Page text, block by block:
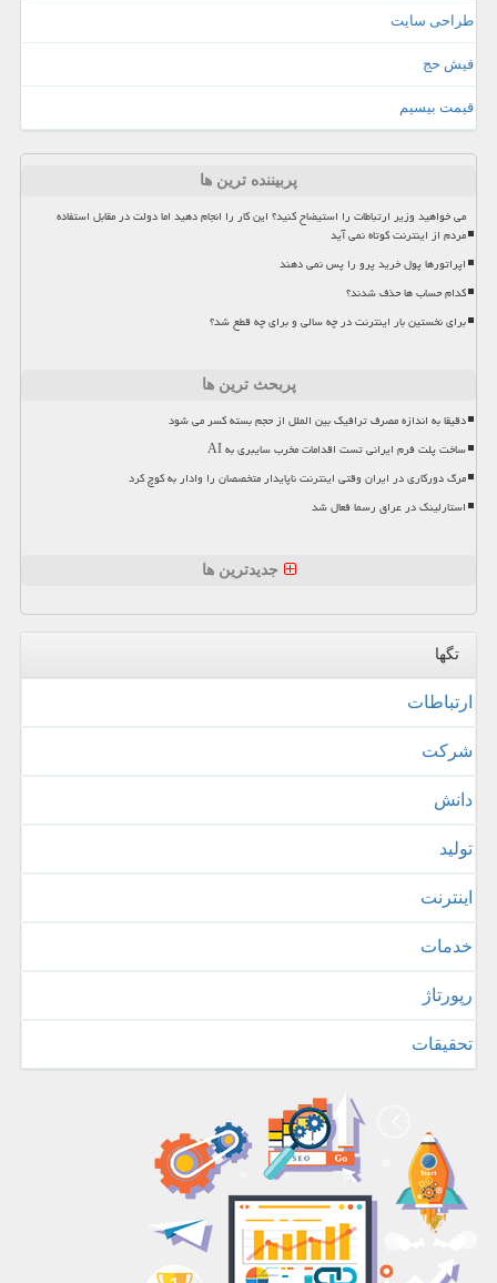
طراحی سایت
فیش حج
قیمت بیسیم
پربیننده ترین ها
می خواهید وزیر ارتباطات را استیضاح کنید؟ این کار را انجام دهید اما دولت در مقابل استفاده
مردم از اینترنت کوتاه نمی آید
اپراتورها پول خرید پرو را پس نمی دهند
کدام حساب ها حذف شدند؟
برای نخستین بار اینترنت در چه سالی و برای چه قطع شد؟
پربحث ترین ها
دقیقا به اندازه مصرف ترافیک بین الملل از حجم بسته کسر می شود
ساخت پلت فرم ایرانی تست اقدامات مخرب سایبری به AI
مرگ دورکاری در ایران وقتی اینترنت ناپایدار متخصصان را وادار به کوچ کرد
استارلینک در عراق رسما فعال شد
جدیدترین ها
تگها
ارتباطات
شركت
دانش
تولید
اینترنت
خدمات
رپورتاژ
تحقیقات